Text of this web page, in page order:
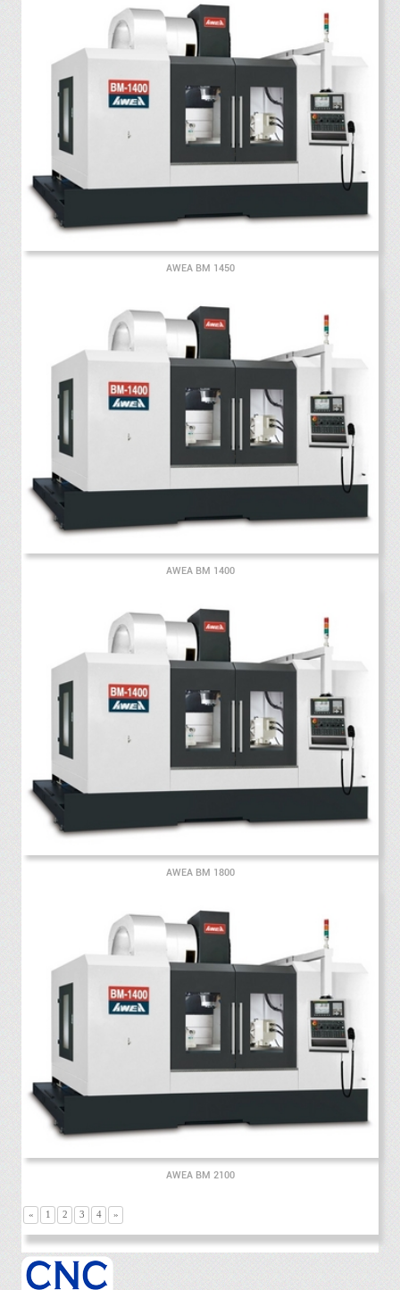
AWEA BM 1450
AWEA BM 1400
AWEA BM 1800
AWEA BM 2100
« 1 2 3 4 »